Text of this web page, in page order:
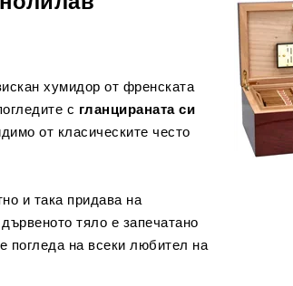
хумидор от френската
с гланцираната си
от класическите често
и така придава на
тяло е запечатано
погледа на всеки любител на